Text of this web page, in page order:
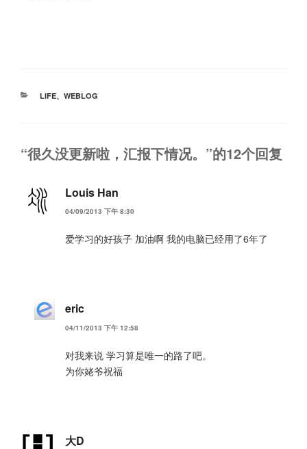
分
LIFE、 WEBLOG
“很久没更新啦，汇报下情况。”的12个回复
Louis Han
04/09/2013 下午 8:30
爱学习的好孩子 加油啊 我的电脑已经用了6年了
eric
04/11/2013 下午 12:58
对我来说 学习算是唯一的路了吧。
为你姥爷祝福
大D